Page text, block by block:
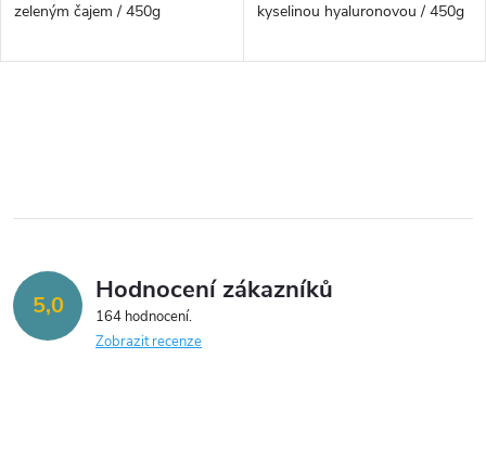
zeleným čajem / 450g
kyselinou hyaluronovou / 450g
l
d
a
5,0 Hodnocení zákazníků
164 hodnocení
Zobrazit recenze